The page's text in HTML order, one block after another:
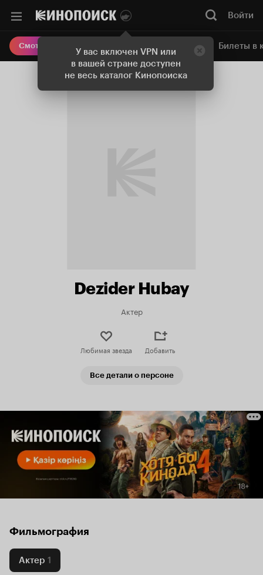
У вас включен VPN или
в вашей стране доступен
не весь каталог Кинопоиска
Войти
Смотреть кино Онлайн-кинотеатр Билеты в
Dezider Hubay
Актер
Любимая звезда Добавить
Все детали о персоне
Фильмография
Актер 1